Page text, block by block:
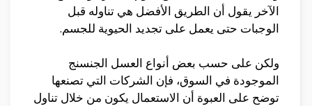
الآخر يقول أن الطريق الأفضل هي تناوله قبل
الوجبات حتى يعمل على تجديد الحيوية للجسم.
ولكن على حسب بعض أنواع العسل الجنسنج
الموجودة في السوق، فإن الشركات التي تصنعها
توضح على العبوة أن الاستعمال يكون من خلال تناول